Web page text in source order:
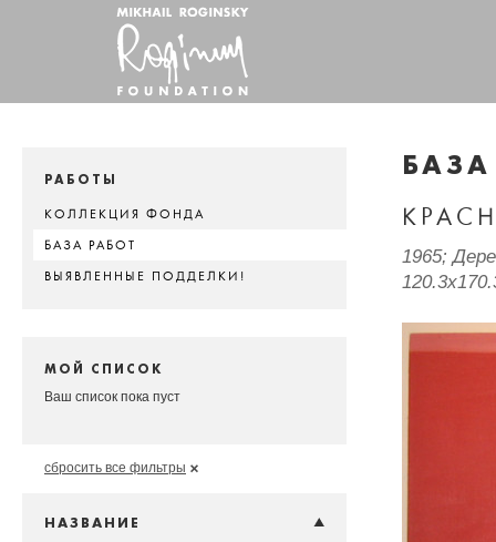
РАБОТЫ
КОЛЛЕКЦИЯ ФОНДА
БАЗА РАБОТ
ВЫЯВЛЕННЫЕ ПОДДЕЛКИ!
МОЙ СПИСОК
Ваш список пока пуст
сбросить все фильтры
НАЗВАНИЕ
1965;